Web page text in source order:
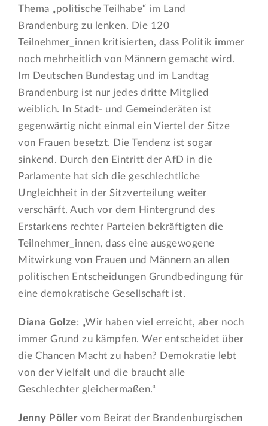
Thema „politische Teilhabe“ im Land
Brandenburg zu lenken. Die 120
Teilnehmer_innen kritisierten, dass Politik immer
noch mehrheitlich von Männern gemacht wird.
Im Deutschen Bundestag und im Landtag
Brandenburg ist nur jedes dritte Mitglied
weiblich. In Stadt- und Gemeinderäten ist
gegenwärtig nicht einmal ein Viertel der Sitze
von Frauen besetzt. Die Tendenz ist sogar
sinkend. Durch den Eintritt der AfD in die
Parlamente hat sich die geschlechtliche
Ungleichheit in der Sitzverteilung weiter
verschärft. Auch vor dem Hintergrund des
Erstarkens rechter Parteien bekräftigten die
Teilnehmer_innen, dass eine ausgewogene
Mitwirkung von Frauen und Männern an allen
politischen Entscheidungen Grundbedingung für
eine demokratische Gesellschaft ist.
Diana Golze: „Wir haben viel erreicht, aber noch
immer Grund zu kämpfen. Wer entscheidet über
die Chancen Macht zu haben? Demokratie lebt
von der Vielfalt und die braucht alle
Geschlechter gleichermaßen.“
Jenny Pöllervom Beirat der Brandenburgischen